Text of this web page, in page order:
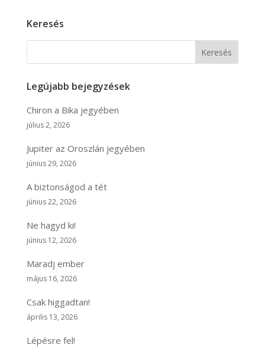
Keresés
Keresés
Legújabb bejegyzések
Chiron a Bika jegyében
július 2, 2026
Jupiter az Oroszlán jegyében
június 29, 2026
A biztonságod a tét
június 22, 2026
Ne hagyd ki!
június 12, 2026
Maradj ember
május 16, 2026
Csak higgadtan!
április 13, 2026
Lépésre fel!